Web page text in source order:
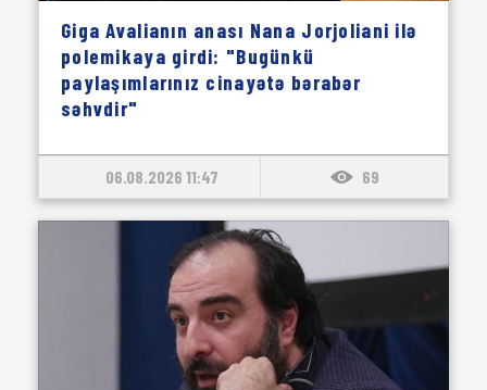
Giga Avalianın anası Nana Jorjoliani ilə
polemikaya girdi: "Bugünkü
paylaşımlarınız cinayətə bərabər
səhvdir"
06.08.2026 11:47 69